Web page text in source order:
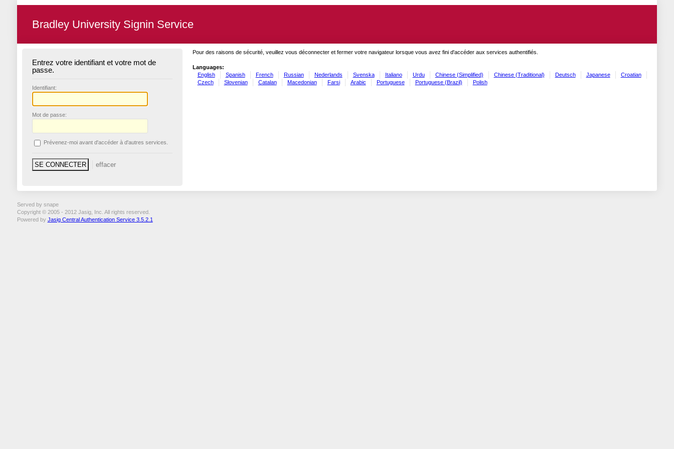
Bradley University Signin Service
Entrez votre identifiant et votre mot de
passe.
Identifiant:
Mot de passe:
Prévenez-moi avant d'accéder à d'autres services.
Pour des raisons de sécurité, veuillez vous déconnecter et fermer votre navigateur lorsque vous avez fini d'accéder aux services authentifiés.
Languages:
English
Spanish French Russian Nederlands Svenska Italiano Urdu Chinese (Simplified) Chinese (Traditional) Deutsch Japanese
Croatian
Czech
Slovenian Catalan Macedonian Farsi Arabic Portuguese Portuguese (Brazil) Polish
Served by snape
Copyright © 2005 - 2012 Jasig, Inc. All rights reserved.
Powered by Jasig Central Authentication Service 3.5.2.1